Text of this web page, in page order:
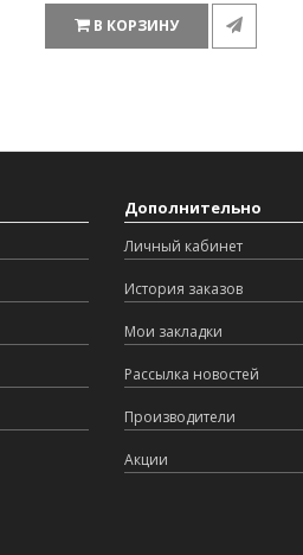
В КОРЗИНУ
Дополнительно
Личный кабинет
История заказов
Мои закладки
Рассылка новостей
Производители
Акции